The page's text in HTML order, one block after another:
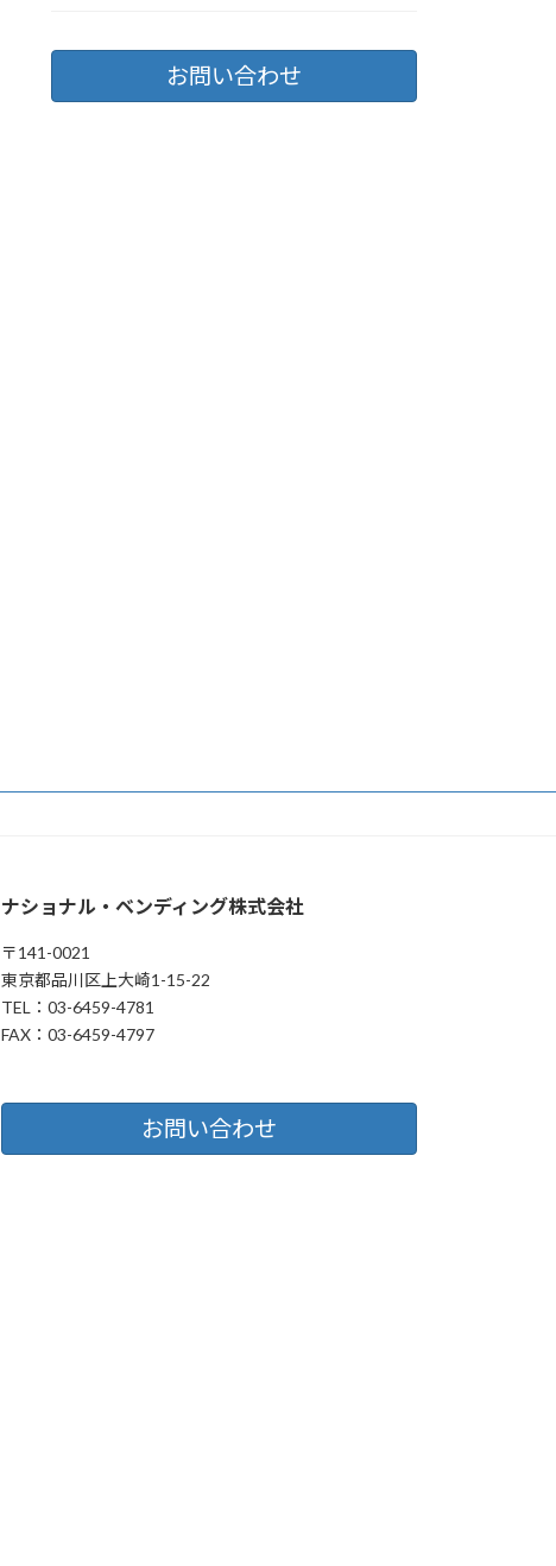
お問い合わせ
ナショナル・ベンディング株式会社
〒141-0021
東京都品川区上大崎1-15-22
TEL：03-6459-4781
FAX：03-6459-4797
お問い合わせ